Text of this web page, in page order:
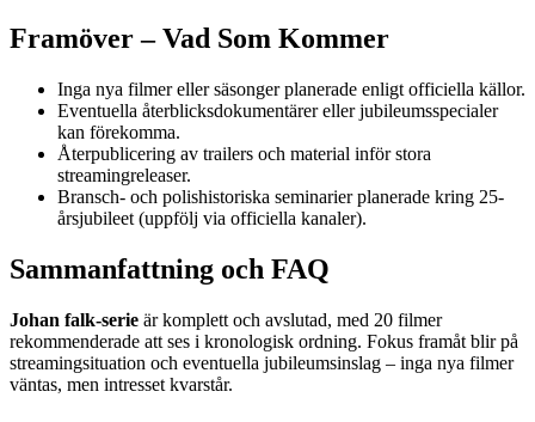
Framöver – Vad Som Kommer
Inga nya filmer eller säsonger planerade enligt officiella källor.
Eventuella återblicksdokumentärer eller jubileumsspecialer
kan förekomma.
Återpublicering av trailers och material inför stora
streamingreleaser.
Bransch- och polishistoriska seminarier planerade kring 25-
årsjubileet (uppfölj via officiella kanaler).
Sammanfattning och FAQ
Johan falk-serie är komplett och avslutad, med 20 filmer
rekommenderade att ses i kronologisk ordning. Fokus framåt blir på
streamingsituation och eventuella jubileumsinslag – inga nya filmer
väntas, men intresset kvarstår.